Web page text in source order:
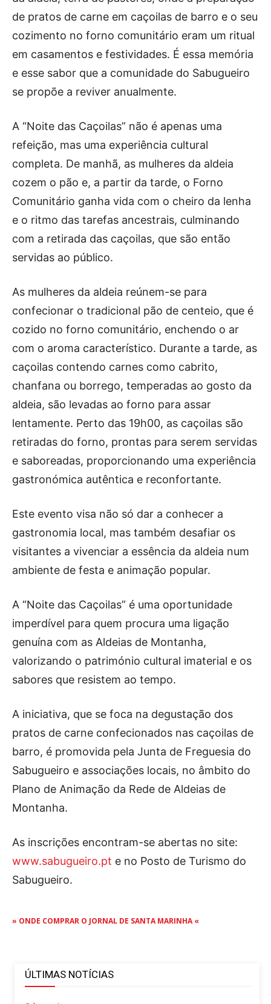
Seia em Números
AUTÁRQUICAS 2025 em Seia
Contactos
Tel. 238 310 090 (chamada para a rede fixa nacional)
E-mail: jornalsantamarinha@gmail.com
Estatuto editorial Sobre o Jornal
Contactos
Ficha Técnica
de pratos de carne em caçoilas de barro e o seu
cozimento no forno comunitário eram um ritual
em casamentos e festividades. É essa memória
e esse sabor que a comunidade do Sabugueiro
se propõe a reviver anualmente.
A “Noite das Caçoilas” não é apenas uma
refeição, mas uma experiência cultural
completa. De manhã, as mulheres da aldeia
cozem o pão e, a partir da tarde, o Forno
Comunitário ganha vida com o cheiro da lenha
e o ritmo das tarefas ancestrais, culminando
com a retirada das caçoilas, que são então
servidas ao público.
As mulheres da aldeia reúnem-se para
confecionar o tradicional pão de centeio, que é
cozido no forno comunitário, enchendo o ar
com o aroma característico. Durante a tarde, as
caçoilas contendo carnes como cabrito,
chanfana ou borrego, temperadas ao gosto da
aldeia, são levadas ao forno para assar
lentamente. Perto das 19h00, as caçoilas são
retiradas do forno, prontas para serem servidas
e saboreadas, proporcionando uma experiência
gastronómica autêntica e reconfortante.
Este evento visa não só dar a conhecer a
gastronomia local, mas também desafiar os
visitantes a vivenciar a essência da aldeia num
ambiente de festa e animação popular.
A “Noite das Caçoilas” é uma oportunidade
imperdível para quem procura uma ligação
genuína com as Aldeias de Montanha,
valorizando o património cultural imaterial e os
sabores que resistem ao tempo.
A iniciativa, que se foca na degustação dos
pratos de carne confecionados nas caçoilas de
barro, é promovida pela Junta de Freguesia do
Sabugueiro e associações locais, no âmbito do
Plano de Animação da Rede de Aldeias de
Montanha.
As inscrições encontram-se abertas no site:
www.sabugueiro.pt e no Posto de Turismo do
Sabugueiro.
» ONDE COMPRAR O JORNAL DE SANTA MARINHA «
ÚLTIMAS NOTÍCIAS